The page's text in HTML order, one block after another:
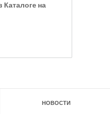
на
НОВОСТИ